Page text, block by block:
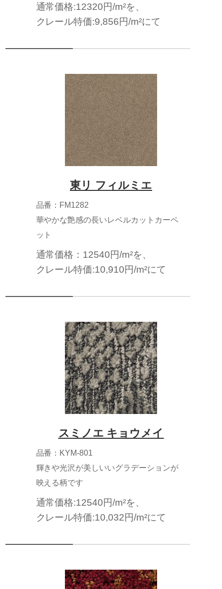
通常価格:12320円/m²を、
クレール特価:9,856円/m²にて
東リ フィルミエ
品番：FM1282
華やかな艶感の長いレベルカットカーペ
ット
通常価格：12540円/m²を、
クレール特価:10,910円/m²にて
スミノエ キョウメイ
品番：KYM-801
輝きや光沢が美しいいグラデーションが
映える柄です
通常価格:12540円/m²を、
クレール特価:10,032円/m²にて